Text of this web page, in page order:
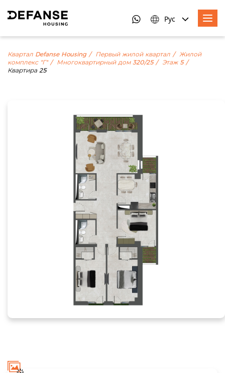
Рус
Квартал Defanse Housing Первый жилой квартал
Жилой
комплекс "Г"
Многоквартирный дом 320/25
Этаж 5
Квартира 25